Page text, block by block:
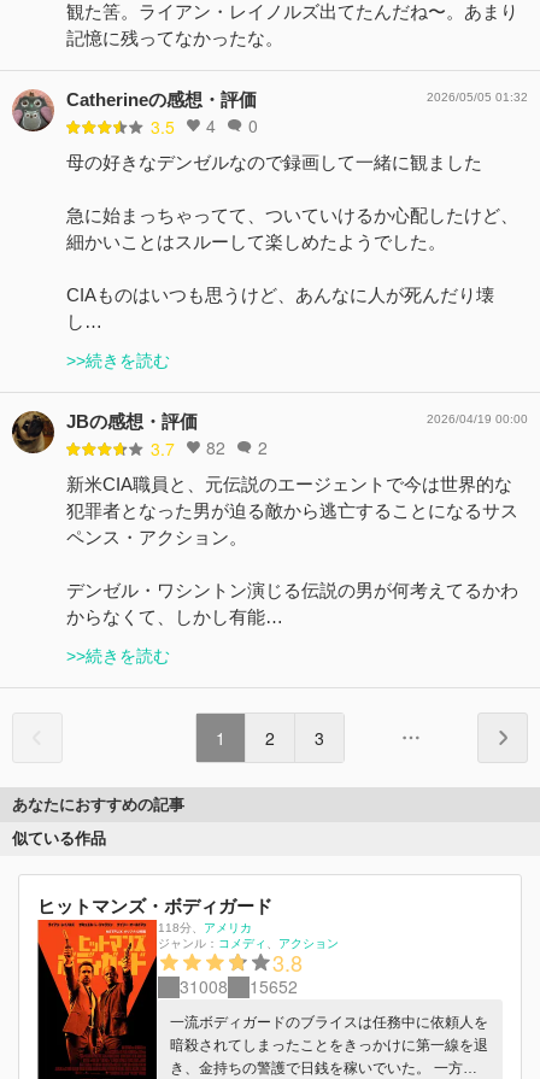
観た筈。ライアン・レイノルズ出てたんだね〜。あまり
記憶に残ってなかったな。
Catherineの感想・評価
3.5 4 0
2026/05/05 01:32
母の好きなデンゼルなので録画して一緒に観ました
急に始まっちゃってて、ついていけるか心配したけど、
細かいことはスルーして楽しめたようでした。
CIAものはいつも思うけど、あんなに人が死んだり壊
し…
>>続きを読む
JBの感想・評価
3.7 82 2
2026/04/19 00:00
新米CIA職員と、元伝説のエージェントで今は世界的な
犯罪者となった男が迫る敵から逃亡することになるサス
ペンス・アクション。
デンゼル・ワシントン演じる伝説の男が何考えてるかわ
からなくて、しかし有能…
>>続きを読む
1 2 3
あなたにおすすめの記事
似ている作品
ヒットマンズ・ボディガード
118分、 アメリカ
ジャンル： コメディ アクション
3.8
31008 15652
一流ボディガードのブライスは任務中に依頼人を
暗殺されてしまったことをきっかけに第一線を退
き、金持ちの警護で日銭を稼いでいた。 一方、